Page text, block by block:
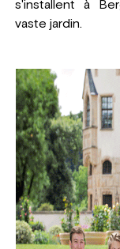
s'installent à
vaste jardin.